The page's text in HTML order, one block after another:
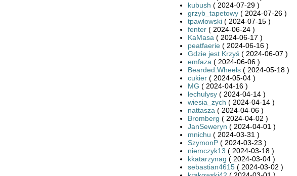
kubush ( 2024-07-29 )
grzyb_tapetowy( 2024-07-26 )
tpawlowski( 2024-07-15 )
fenter( 2024-06-24 )
KaMasa ( 2024-06-17 )
peatfaerie( 2024-06-16 )
Gdzie jest Krzyś( 2024-06-07 )
emfaza ( 2024-06-06 )
Bearded.Wheels( 2024-05-18 )
cukier( 2024-05-04 )
MG ( 2024-04-16 )
lechulysy( 2024-04-14 )
wiesia_zych ( 2024-04-14 )
nattasza ( 2024-04-06 )
Bromberg ( 2024-04-02 )
JanSeweryn ( 2024-04-01 )
mnichu ( 2024-03-31 )
SzymonP( 2024-03-23 )
niemczyk13 ( 2024-03-18 )
kkatarzynag ( 2024-03-04 )
sebastian4615( 2024-03-02 )